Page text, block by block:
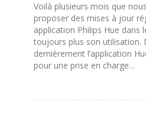
Voilà plusieurs mois que
proposer des mises à jour
application Philips Hue dans
toujours plus son utilisation.
dernièrement l’application
pour une prise en charge…